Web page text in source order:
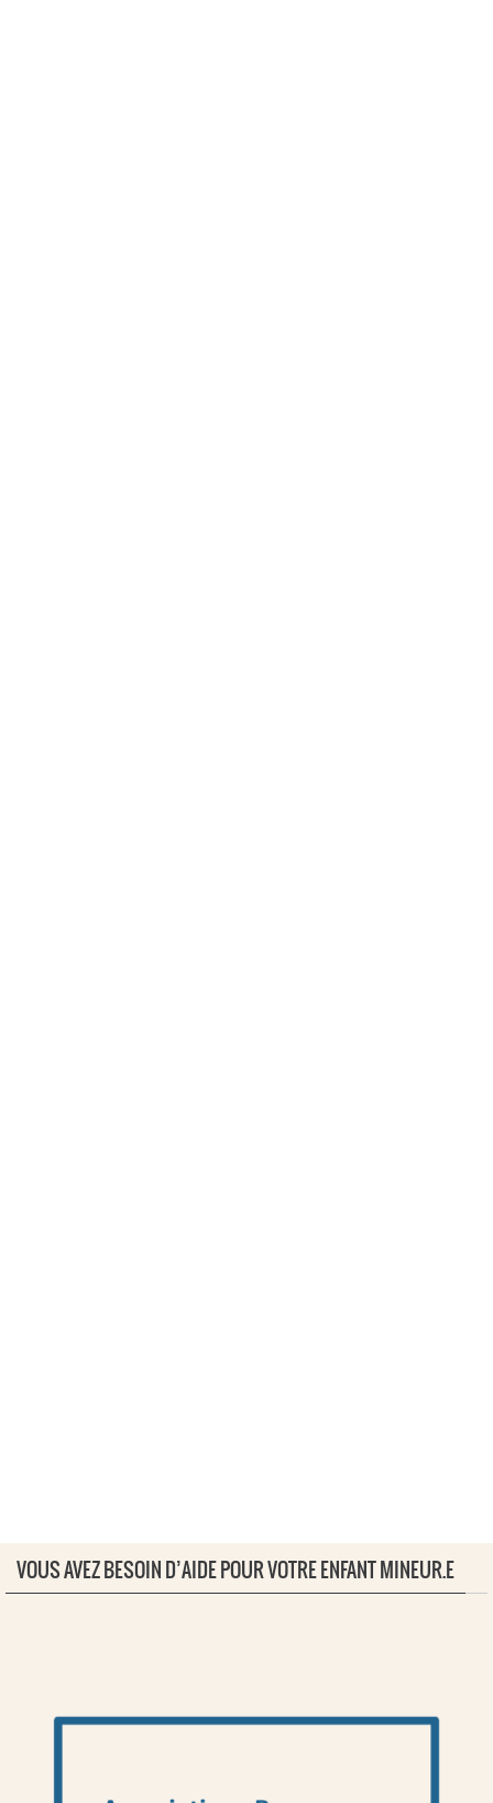
VOUS AVEZ BESOIN D’AIDE POUR VOTRE ENFANT MINEUR.E